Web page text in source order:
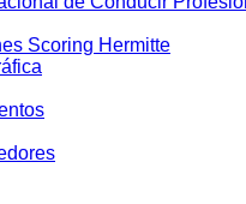
Scoring Hermitte